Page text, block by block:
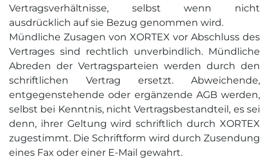
Vertragsverhältnisse, selbst wenn nicht
ausdrücklich auf sie Bezug genommen wird.
Mündliche Zusagen von XORTEX vor Abschluss des
Vertrages sind rechtlich unverbindlich. Mündliche
Abreden der Vertragsparteien werden durch den
schriftlichen Vertrag ersetzt. Abweichende,
entgegenstehende oder ergänzende AGB werden,
selbst bei Kenntnis, nicht Vertragsbestandteil, es sei
denn, ihrer Geltung wird schriftlich durch XORTEX
zugestimmt. Die Schriftform wird durch Zusendung
eines Fax oder einer E-Mail gewahrt.